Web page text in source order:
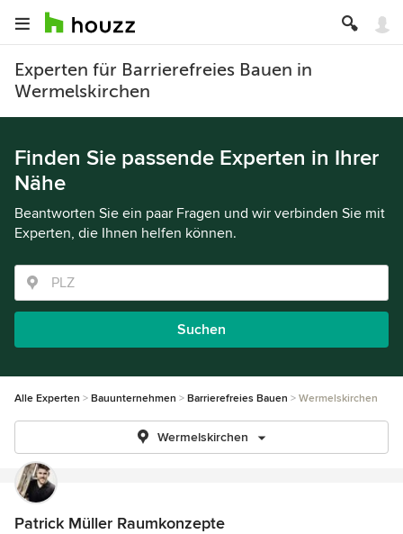
Experten für Barrierefreies Bauen in
Wermelskirchen
Finden Sie passende Experten in Ihrer
Nähe
Beantworten Sie ein paar Fragen und wir verbinden Sie mit
Experten, die Ihnen helfen können.
Suchen
Alle Experten Bauunternehmen Barrierefreies Bauen Wermelskirchen
Wermelskirchen
Patrick Müller Raumkonzepte